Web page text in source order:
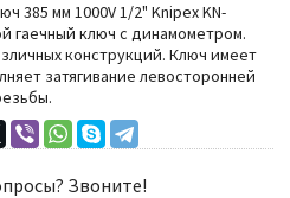
385 мм 1000V 1/2" Knipex KN-
гаечный ключ с динамометром.
конструкций. Ключ имеет
затягивание левосторонней
Звоните!